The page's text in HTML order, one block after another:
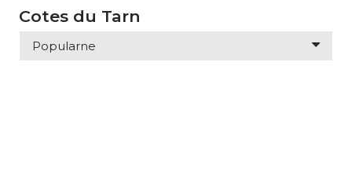
Cotes du Tarn